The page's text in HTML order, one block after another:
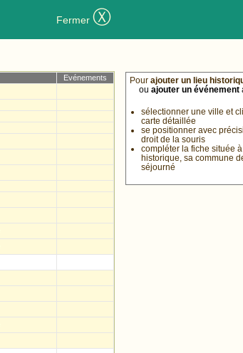
Fermer Ⓧ
Evénements
Pour ajouter un lieu
ou ajouter un événement
sélectionner une ville et
carte détaillée
se positionner avec
droit de la souris
compléter la fiche située
historique, sa commune
séjourné